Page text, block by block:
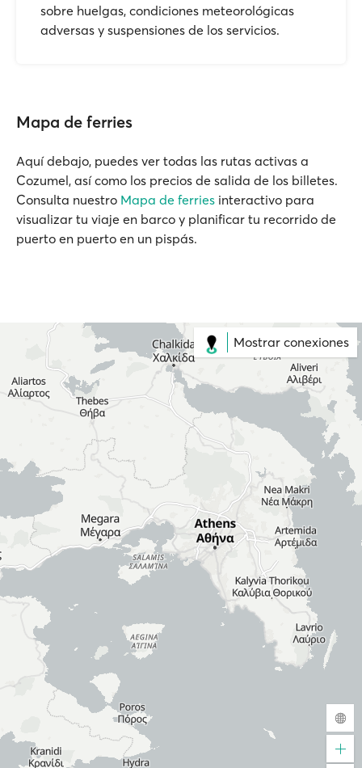
sobre huelgas, condiciones meteorológicas
adversas y suspensiones de los servicios.
Mapa de ferries
Aquí debajo, puedes ver todas las rutas activas a
Cozumel, así como los precios de salida de los billetes.
Consulta nuestro Mapa de ferries interactivo para
visualizar tu viaje en barco y planificar tu recorrido de
puerto en puerto en un pispás.
Mostrar conexiones